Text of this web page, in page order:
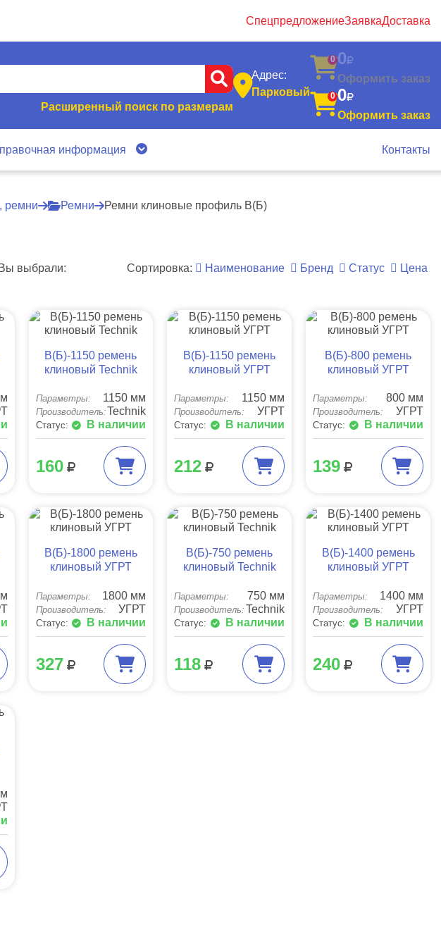
СпецпредложениеЗаявкаДоставка
Расширенный поиск по размерам
Адрес:
Парковый
0 0
Оформить заказ
0 0
Оформить заказ
информация Контакты
ремни Ремни Ремни клиновые профиль B(Б)
Вы выбрали: Сортировка: Наименование Бренд Статус Цена
B(Б)-1150 ремень
клиновый Technik
Параметры: 1150 мм
Производитель:Technik
Статус: В наличии
160
B(Б)-1150 ремень
клиновый УГРТ
Параметры: 1150 мм
Производитель: УГРТ
Статус: В наличии
212
B(Б)-800 ремень
клиновый УГРТ
Параметры: 800 мм
Производитель: УГРТ
Статус: В наличии
139
B(Б)-1800 ремень
клиновый УГРТ
Параметры: 1800 мм
Производитель: УГРТ
Статус: В наличии
327
B(Б)-750 ремень
клиновый Technik
Параметры: 750 мм
Производитель: Technik
Статус: В наличии
118
B(Б)-1400 ремень
клиновый УГРТ
Параметры: 1400 мм
Производитель: УГРТ
Статус: В наличии
240